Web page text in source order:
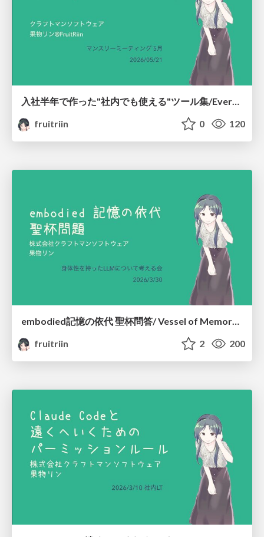
入社半年で作った"社内でも使える"ツール集/Everything I Built on the Side in Half a Year
fruitriin
0 120
embodied記憶の依代 聖杯問答/ Vessel of Memory: The Grail Dialogue #embodied_llm
fruitriin
2 200